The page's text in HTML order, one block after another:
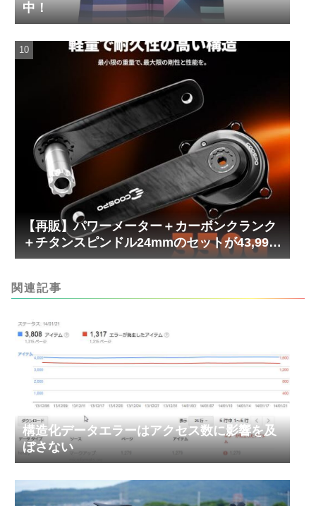
中！
【再販】パワーメーター＋カーボンクランク
＋チタンスピンドル24mmのセットが43,999
円！
関連記事
構造化データエラーはアクセス数に影響を及
ぼさない